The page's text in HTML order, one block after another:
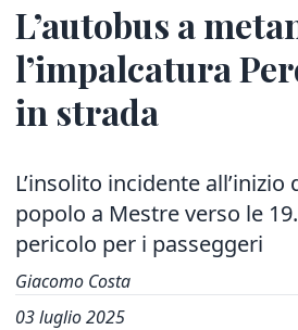
L’autobus a
l’impalcatura
in strada
L’insolito incidente all’inizio
popolo a Mestre verso le
pericolo per i passeggeri
Giacomo Costa
03 luglio 2025